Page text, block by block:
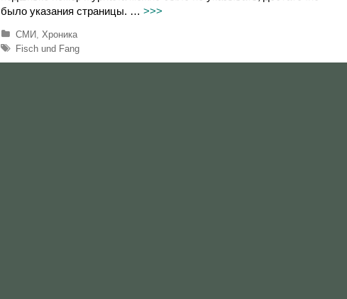
было указания страницы. … >>>
Р
у
б
СМИ, Хроника
М
е
Fisch und Fang